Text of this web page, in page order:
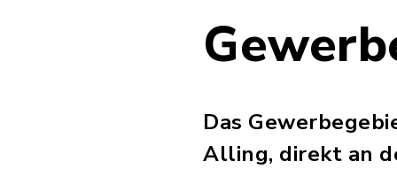
Das
Alling, direkt an